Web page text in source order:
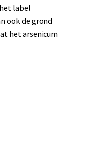
label
ook de grond
het arsenicum